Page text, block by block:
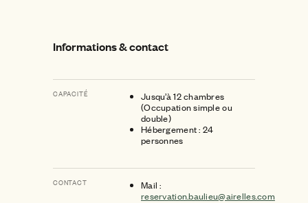
Informations & contact
CAPACITÉ
Jusqu’à 12 chambres
(Occupation simple ou
double)
Hébergement : 24
personnes
CONTACT
Mail :
reservation.baulieu@airelles.com